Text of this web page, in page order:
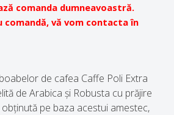
comanda dumneavoastră.
comandă, vă vom contacta în
de cafea Caffe Poli Extra
de Arabica și Robusta cu prăjire
pe baza acestui amestec,